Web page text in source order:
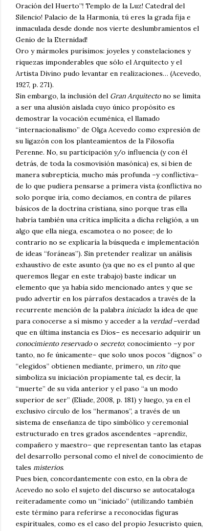
Oración del Huerto”! Templo de la Luz! Catedral del
Silencio! Palacio de la Harmonía, tú eres la grada fija e
inmaculada desde donde nos vierte deslumbramientos el
Genio de la Eternidad!
Oro y mármoles purísimos: joyeles y constelaciones y
riquezas imponderables que sólo el Arquitecto y el
Artista Divino pudo levantar en realizaciones… (Acevedo,
1927, p. 271).
Sin embargo, la inclusión del Gran Arquitectono se limita
a ser una alusión aislada cuyo único propósito es
demostrar la vocación ecuménica, el llamado
“internacionalismo” de Olga Acevedo como expresión de
su ligazón con los planteamientos de la Filosofía
Perenne. No, su participación y/o influencia (y con él
detrás, de toda la cosmovisión masónica) es, si bien de
manera subrepticia, mucho más profunda –y conflictiva–
de lo que pudiera pensarse a primera vista (conflictiva no
solo porque iría, como decíamos, en contra de pilares
básicos de la doctrina cristiana, sino porque tras ella
habría también una crítica implícita a dicha religión, a un
algo que ella niega, escamotea o no posee; de lo
contrario no se explicaría la búsqueda e implementación
de ideas “foráneas”). Sin pretender realizar un análisis
exhaustivo de este asunto (ya que no es el punto al que
queremos llegar en este trabajo) baste indicar un
elemento que ya había sido mencionado antes y que se
pudo advertir en los párrafos destacados a través de la
recurrente mención de la palabra iniciado: la idea de que
para conocerse a sí mismo y acceder a la verdad–verdad
que en última instancia es Dios– es necesario adquirir un
conocimiento reservadoo secreto; conocimiento –y por
tanto, no fe únicamente– que solo unos pocos “dignos” o
“elegidos” obtienen mediante, primero, un ritoque
simboliza su iniciación propiamente tal, es decir, la
“muerte” de su vida anterior y el paso “a un modo
superior de ser” (Eliade, 2008, p. 181) y luego, ya en el
exclusivo círculo de los “hermanos”, a través de un
sistema de enseñanza de tipo simbólico y ceremonial
estructurado en tres grados ascendentes –aprendiz,
compañero y maestro– que representan tanto las etapas
del desarrollo personal como el nivel de conocimiento de
tales misterios.
Pues bien, concordantemente con esto, en la obra de
Acevedo no solo el sujeto del discurso se autocataloga
reiteradamente como un “iniciado” (utilizando también
este término para referirse a reconocidas figuras
espirituales, como es el caso del propio Jesucristo quien,